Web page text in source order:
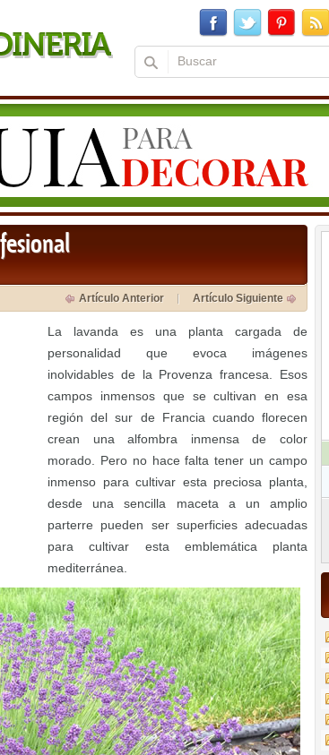
Artículo Anterior Artículo Siguiente
La lavanda es una planta cargada de
personalidad que evoca imágenes
inolvidables de la Provenza francesa. Esos
campos inmensos que se cultivan en esa
región del sur de Francia cuando florecen
crean una alfombra inmensa de color
morado. Pero no hace falta tener un campo
inmenso para cultivar esta preciosa planta,
desde una sencilla maceta a un amplio
parterre pueden ser superficies adecuadas
para cultivar esta emblemática planta
mediterránea.